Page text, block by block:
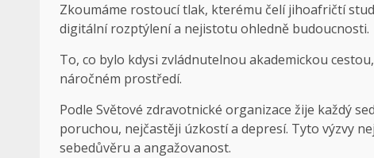
Zkoumáme rostoucí tlak, kterému čelí jihoafričtí
digitální rozptýlení a nejistotu ohledně budoucnosti.
To, co bylo kdysi zvládnutelnou akademickou
náročném prostředí.
Podle Světové zdravotnické organizace žije každý
poruchou, nejčastěji úzkostí a depresí. Tyto výzvy
sebedůvěru a angažovanost.